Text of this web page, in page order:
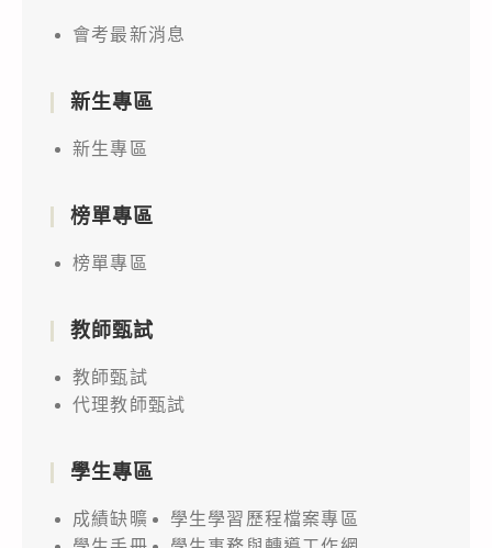
會考最新消息
新生專區
新生專區
榜單專區
榜單專區
教師甄試
教師甄試
代理教師甄試
學生專區
成績缺曠
學生學習歷程檔案專區